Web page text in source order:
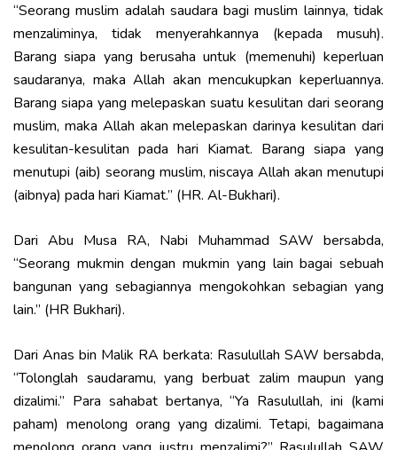
“Seorang muslim adalah saudara bagi muslim lainnya, tidak
menzaliminya, tidak menyerahkannya (kepada musuh).
Barang siapa yang berusaha untuk (memenuhi) keperluan
saudaranya, maka Allah akan mencukupkan keperluannya.
Barang siapa yang melepaskan suatu kesulitan dari seorang
muslim, maka Allah akan melepaskan darinya kesulitan dari
kesulitan-kesulitan pada hari Kiamat. Barang siapa yang
menutupi (aib) seorang muslim, niscaya Allah akan menutupi
(aibnya) pada hari Kiamat.” (HR. Al-Bukhari).
Dari Abu Musa RA, Nabi Muhammad SAW bersabda,
“Seorang mukmin dengan mukmin yang lain bagai sebuah
bangunan yang sebagiannya mengokohkan sebagian yang
lain.” (HR Bukhari).
Dari Anas bin Malik RA berkata: Rasulullah SAW bersabda,
“Tolonglah saudaramu, yang berbuat zalim maupun yang
dizalimi.” Para sahabat bertanya, “Ya Rasulullah, ini (kami
paham) menolong orang yang dizalimi. Tetapi, bagaimana